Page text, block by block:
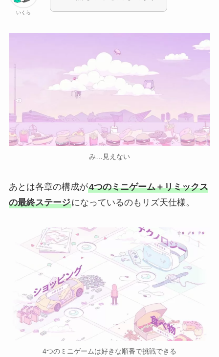
いくら
み…見えない
あとは各章の構成が4つのミニゲーム＋リミックス
の最終ステージになっているのもリズ天仕様。
4つのミニゲームは好きな順番で挑戦できる